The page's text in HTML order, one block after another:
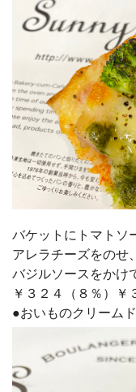
バケットにトマトソ
アレラチーズをのせ、
バジルソースをかけ
￥３２４（８％）
●おいものクリーム